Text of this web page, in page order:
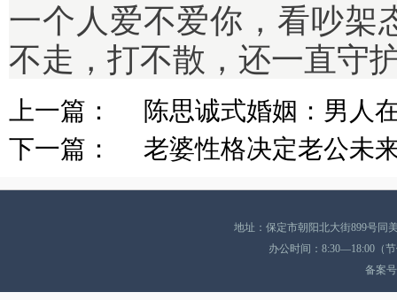
一个人爱不爱你，看吵架
不走，打不散，还一直守
上一篇： 陈思诚式婚姻：男人
下一篇： 老婆性格决定老公未
地址：保定市朝阳北大街899号同
办公时间：8:30—18:00（
备案